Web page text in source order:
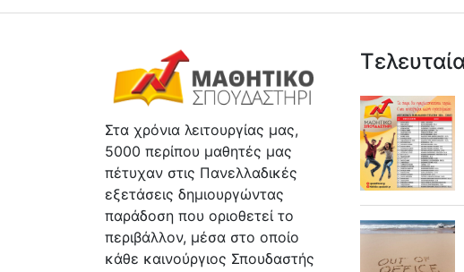
Στα χρόνια λειτουργίας μας,
5000 περίπου μαθητές μας
πέτυχαν στις Πανελλαδικές
εξετάσεις δημιουργώντας
παράδοση που οριοθετεί το
περιβάλλον, μέσα στο οποίο
κάθε καινούργιος Σπουδαστής